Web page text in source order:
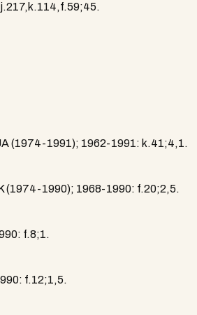
(1974-1991); 1962-1991: k.41;4,1.
(1974-1990); 1968-1990: f.20;2,5.
f.8;1.
f.12;1,5.